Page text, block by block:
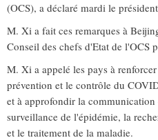
(OCS), a déclaré mardi le
M. Xi a fait ces remarques à
Conseil des chefs d'Etat de l'OCS
M. Xi a appelé les pays à
prévention et le contrôle du
et à approfondir la
surveillance de l'épidémie, la
et le traitement de la maladie.